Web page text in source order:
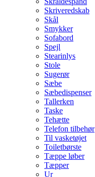
Skriveredskab
Skål
Smykker
Sofabord
Spejl
Stearinlys
Stole
Sugerør
Sæbe
Sæbedispenser
Tallerken
Taske
Tehætte
Telefon tilbehør
Til vasketøjet
Toiletbørste
Tæppe løber
Tæpper
Ur